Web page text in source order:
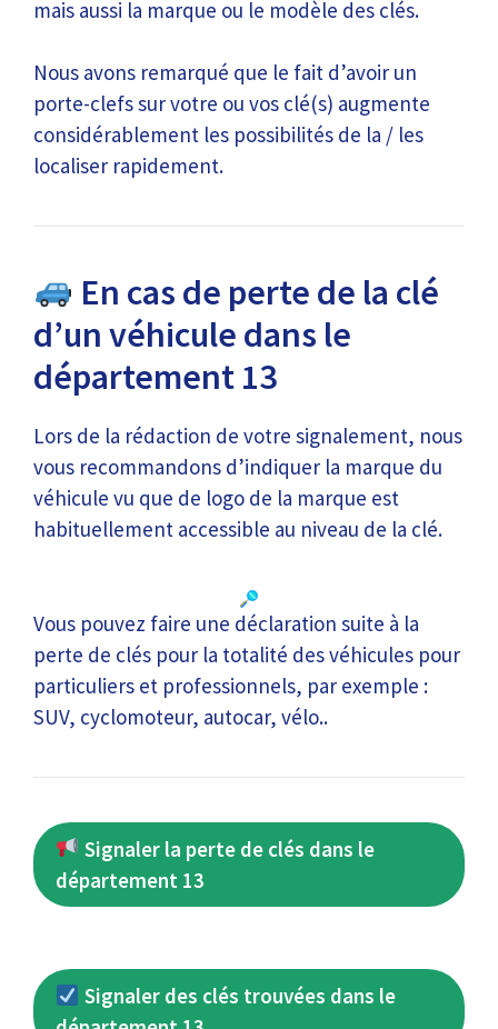
mais aussi la marque ou le modèle des clés.
Nous avons remarqué que le fait d’avoir un
porte-clefs sur votre ou vos clé(s) augmente
considérablement les possibilités de la / les
localiser rapidement.
En cas de perte de la clé
d’un véhicule dans le
département 13
Lors de la rédaction de votre signalement, nous
vous recommandons d’indiquer la marque du
véhicule vu que de logo de la marque est
habituellement accessible au niveau de la clé.
Vous pouvez faire une déclaration suite à la
perte de clés pour la totalité des véhicules pour
particuliers et professionnels, par exemple :
SUV, cyclomoteur, autocar, vélo..
Signaler la perte de clés dans le
département 13
Signaler des clés trouvées dans le